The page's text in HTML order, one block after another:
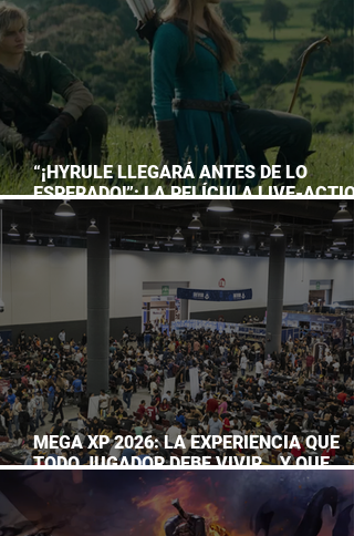
“¡HYRULE LLEGARÁ ANTES DE LO
ESPERADO!”: LA PELÍCULA LIVE-
DE THE LEGEND OF ZELDA ADELANTA
ESTRENO
MEGA XP 2026: LA EXPERIENCIA QUE
TODO JUGADOR DEBE VIVIR… Y QUE
AHORA PUEDES DISFRUTAR A TU RITMO